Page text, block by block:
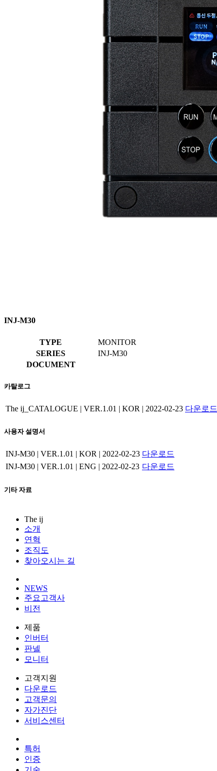
INJ-M30
TYPE
MONITOR
SERIES
INJ-M30
DOCUMENT
카탈로그
The ij_CATALOGUE | VER.1.01 | KOR | 2022-02-23 다운로드
사용자 설명서
INJ-M30 | VER.1.01 | KOR | 2022-02-23 다운로드
INJ-M30 | VER.1.01 | ENG | 2022-02-23 다운로드
기타 자료
The ij
소개
연혁
조직도
찾아오시는 길
NEWS
주요고객사
비전
제품
인버터
판넬
모니터
고객지원
다운로드
고객문의
자가진단
서비스센터
특허
인증